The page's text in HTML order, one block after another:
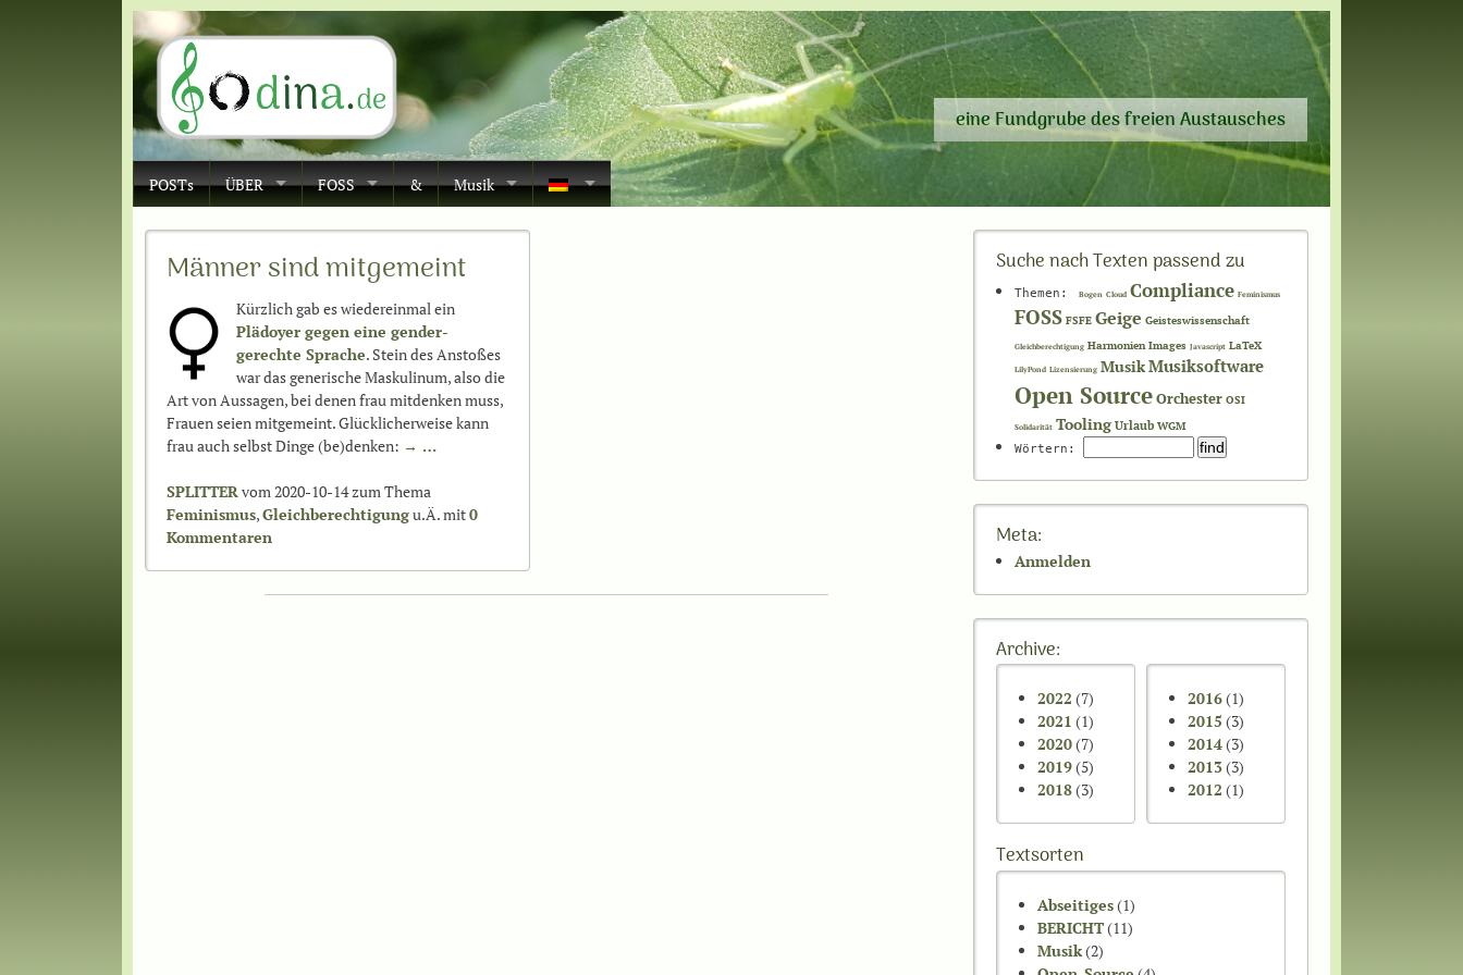
eine Fundgrube des freien Austausches
POSTs ÜBER FOSS & Musik
Männer sind mitgemeint
Kürzlich gab es wiedereinmal ein
Plädoyer gegen eine gender-
gerechte Sprache. Stein des Anstoßes
war das generische Maskulinum, also die
Art von Aussagen, bei denen frau mitdenken muss,
Frauen seien mitgemeint. Glücklicherweise kann
frau auch selbst Dinge (be)denken: → …
SPLITTERvom 2020-10-14 zum Thema
Feminismus,Gleichberechtigungu.Ä. mit0
Kommentaren
Suche nach Texten passend zu
Themen: Bogen Cloud Compliance Feminismus
FOSS FSFE Geige Geisteswissenschaft
Gleichberechtigung Harmonien Images Javascript LaTeX
LilyPond Lizensierung MusikMusiksoftware
Open SourceOrchester OSI
Solidarität Tooling Urlaub WGM
Wörtern:
Meta:
Anmelden
Archive:
2022 (7)
2021 (1)
2020(7)
2019(5)
2018(3)
2016(1)
2015 (3)
2014(3)
2013(3)
2012 (1)
Textsorten
Abseitiges(1)
BERICHT(11)
Musik(2)